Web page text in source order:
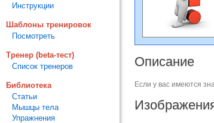
Описание
Если у вас имеются
Инструкции
Шаблоны тренировок
Посмотреть
Тренер (beta-тест)
Список тренеров
Библиотека
Статьи
Мышцы тела
Упражнения